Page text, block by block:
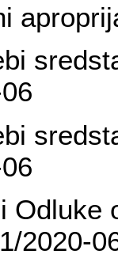
Odluke
2020-